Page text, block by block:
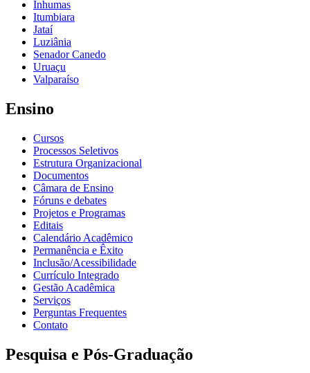
Inhumas
Itumbiara
Jataí
Luziânia
Senador Canedo
Uruaçu
Valparaíso
Ensino
Cursos
Processos Seletivos
Estrutura Organizacional
Documentos
Câmara de Ensino
Fóruns e debates
Projetos e Programas
Editais
Calendário Acadêmico
Permanência e Êxito
Inclusão/Acessibilidade
Currículo Integrado
Gestão Acadêmica
Serviços
Perguntas Frequentes
Contato
Pesquisa e Pós-Graduação